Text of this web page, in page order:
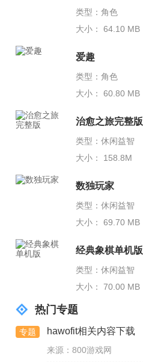
类型：角色
大小： 64.10 MB
爱趣
类型：角色
大小： 60.80 MB
治愈之旅完整版
类型：休闲益智
大小： 158.8M
数独玩家
类型：休闲益智
大小： 69.70 MB
经典象棋单机版
类型：休闲益智
大小： 70.00 MB
热门专题
专题 hawofit相关内容下载
来源：800游戏网